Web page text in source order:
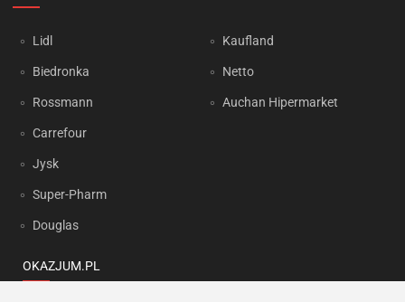
Lidl
Biedronka
Rossmann
Carrefour
Jysk
Super-Pharm
Douglas
Kaufland
Netto
Auchan Hipermarket
OKAZJUM.PL